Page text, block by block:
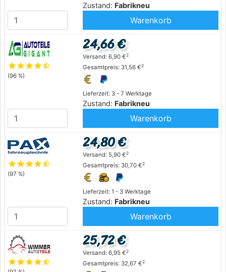
Zustand: Fabrikneu
Warenkorb
starstarstarstarstar_half
(96 %)
Lieferzeit: 3 - 7 Werktage
Zustand: Fabrikneu
24,66 €
Versand: 6,90 €2
Gesamtpreis: 31,56 €2
Warenkorb
starstarstarstarstar_half
(97 %)
Lieferzeit: 1 - 3 Werktage
Zustand: Fabrikneu
24,80 €
Versand: 5,90 €2
Gesamtpreis: 30,70 €2
Warenkorb
starstarstarstarstar_half
25,72 €
Versand: 6,95 €2
Gesamtpreis: 32,67 €2